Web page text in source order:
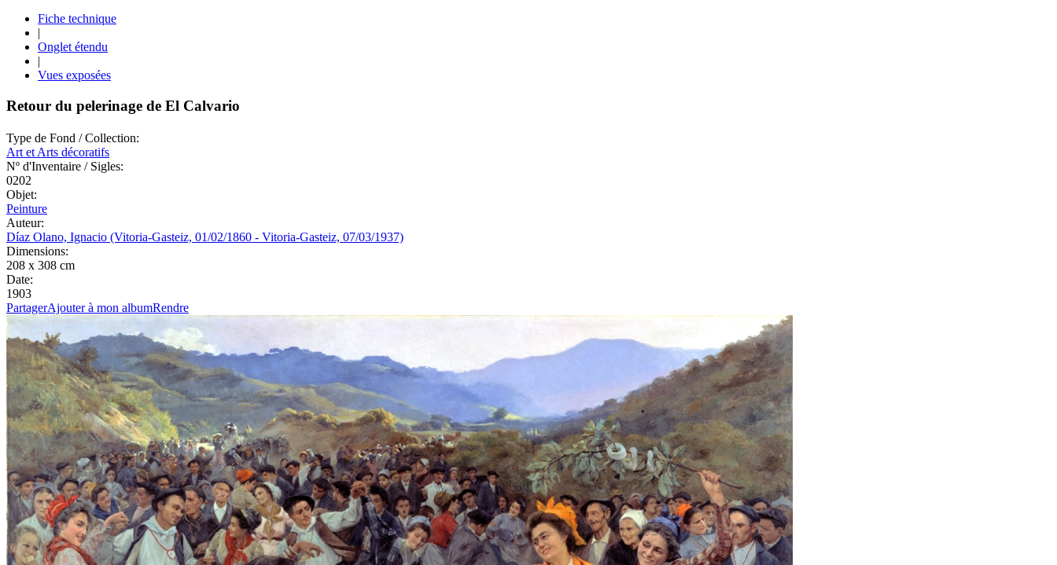
Fiche technique
|
Onglet étendu
|
Vues exposées
Retour du pelerinage de El Calvario
Type de Fond / Collection:
Art et Arts décoratifs
Nº d'Inventaire / Sigles:
0202
Objet:
Peinture
Auteur:
Díaz Olano, Ignacio (Vitoria-Gasteiz, 01/02/1860 - Vitoria-Gasteiz, 07/03/1937)
Dimensions:
208 x 308 cm
Date:
1903
PartagerAjouter à mon albumRendre